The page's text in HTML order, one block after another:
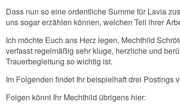
Dass nun so eine ordentliche Summe für Lavia
uns sogar erzählen können, welchen Teil ihrer
Ich möchte Euch ans Herz legen, Mechthild
verfasst regelmäßig sehr kluge, herzliche und
Trauerbegleitung so wichtig ist.
Im Folgenden findet Ihr beispielhaft drei Postings
Folgen könnt Ihr Mechthild übrigens hier: